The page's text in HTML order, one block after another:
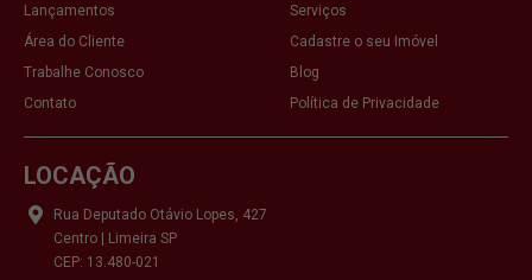
Lançamentos
Serviços
Área do Cliente
Cadastre o seu Imóvel
Trabalhe Conosco
Blog
Contato
Política de Privacidade
LOCAÇÃO
Rua Deputado Otávio Lopes, 427
Centro | Limeira SP
CEP: 13.480-021